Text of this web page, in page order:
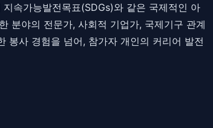
속가능발전목표(SDGs)와 같은 국제적인 아
분야의 전문가, 사회적 기업가, 국제기구 관계
봉사 경험을 넘어, 참가자 개인의 커리어 발전